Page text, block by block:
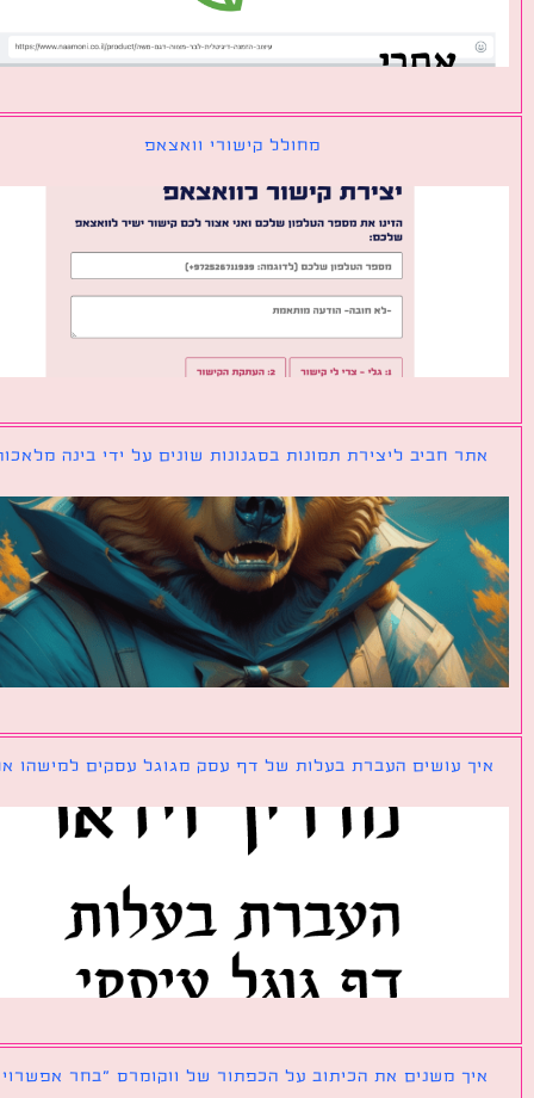
מחולל קישורי וואצאפ
חביב ליצירת תמונות בסגנונות שונים על ידי בינה מלאכותית
עושים העברת בעלות של דף עסק מגוגל עסקים למישהו אחר?
משנים את הכיתוב על הכפתור של ווקומרס ״בחר אפשרויות״